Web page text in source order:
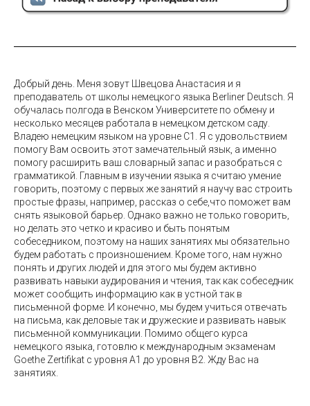
Добрый день. Меня зовут Швецова Анастасия и я
преподаватель от школы немецкого языка Berliner Deutsch. Я
обучалась полгода в Венском Университете по обмену и
несколько месяцев работала в немецком детском саду.
Владею немецким языком на уровне С1. Я с удовольствием
помогу Вам освоить этот замечательный язык, а именно
помогу расширить ваш словарный запас и разобраться с
грамматикой. Главным в изучении языка я считаю умение
говорить, поэтому с первых же занятий я научу вас строить
простые фразы, например, рассказ о себе,что поможет вам
снять языковой барьер. Однако важно не только говорить,
но делать это четко и красиво и быть понятым
собеседником, поэтому на наших занятиях мы обязательно
будем работать с произношением. Кроме того, нам нужно
понять и других людей и для этого мы будем активно
развивать навыки аудирования и чтения, так как собеседник
может сообщить информацию как в устной так в
письменной форме. И конечно, мы будем учиться отвечать
на письма, как деловые так и дружеские и развивать навык
письменной коммуникации. Помимо общего курса
немецкого языка, готовлю к международным экзаменам
Goethe Zertifikat с уровня А1 до уровня B2. Жду Вас на
занятиях.